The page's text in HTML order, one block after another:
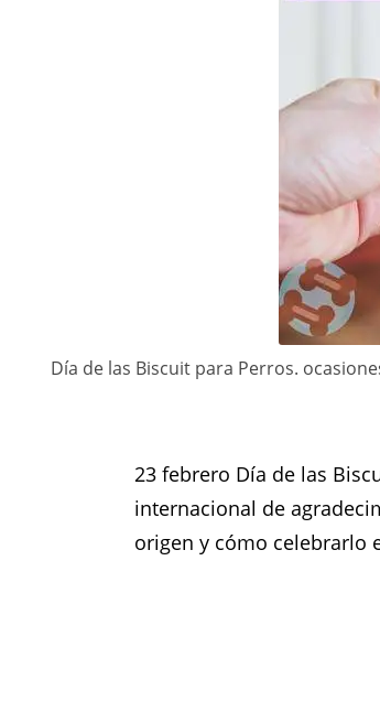
Día de las Biscuit para Perros.
23 febrero Día de las
internacional de
origen y cómo celebrarlo